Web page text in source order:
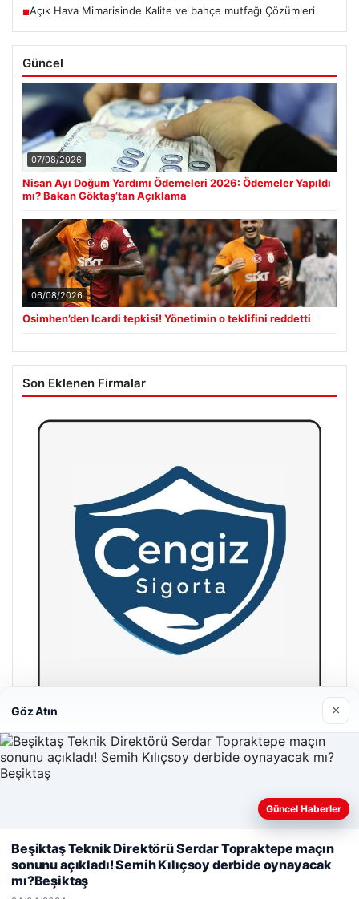
■Açık Hava Mimarisinde Kalite ve bahçe mutfağı Çözümleri
Güncel
07/08/2026
Nisan Ayı Doğum Yardımı Ödemeleri 2026: Ödemeler Yapıldı
mı? Bakan Göktaş’tan Açıklama
06/08/2026
Osimhen’den Icardi tepkisi! Yönetimin o teklifini reddetti
Son Eklenen Firmalar
Hastaş Beton
26/05/2026
© 2026 Spor Saati – Güncel Spor Haberleri
deneyiminizi kişiselleştirmek ve geliştirmek amacıyla çerezler
kullanıyoruz.Çerez Politikamız
Reddet
Göz Atın ×
Güncel Haberler
Beşiktaş Teknik Direktörü Serdar Topraktepe maçın
sonunu açıkladı! Semih Kılıçsoy derbide oynayacak
mı?Beşiktaş